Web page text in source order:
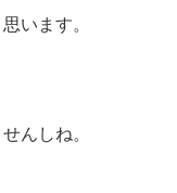
います。
んしね。